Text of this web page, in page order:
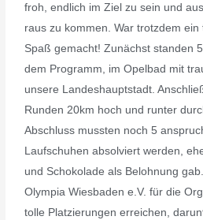
froh, endlich im Ziel zu sein und
raus zu kommen. War trotzdem
Spaß gemacht! Zunächst standen
dem Programm, im Opelbad mit
unsere Landeshauptstadt.
Runden 20km hoch und runter
Abschluss mussten noch 5
Laufschuhen absolviert werden,
und Schokolade als Belohnung
Olympia Wiesbaden e.V. für die
tolle Platzierungen erreichen,